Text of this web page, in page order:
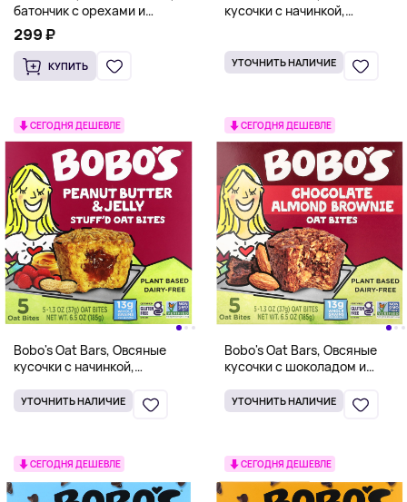
батончик с орехами и
семенами, кокос и миндаль,
темный шоколад, 35 г (1,23
унции)
299 ₽
КУПИТЬ
кусочки с начинкой,
УТОЧНИТЬ НАЛИЧИЕ
СЕГОДНЯ ДЕШЕВЛЕ
Bobo's Oat Bars, Овсяные
кусочки с начинкой,
кусочков, 37 г (1,3 унции)
УТОЧНИТЬ НАЛИЧИЕ
СЕГОДНЯ ДЕШЕВЛЕ
Bobo's Oat Bars, Овсяные
кусочки с шоколадом и
(1,3 унции)
УТОЧНИТЬ НАЛИЧИЕ
СЕГОДНЯ ДЕШЕВЛЕ СЕГОДНЯ ДЕШЕВЛЕ